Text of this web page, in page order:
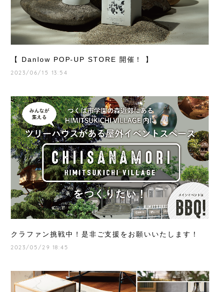
【 Danlow POP-UP STORE 開催！ 】
2023/06/15 13:54
クラファン挑戦中！是非ご支援をお願いいたします！
2023/05/29 18:45